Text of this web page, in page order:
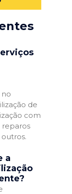
de
com
reparos
a